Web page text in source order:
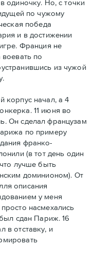
одиночку. Но, с точки
по чужому
победа
и в достижении
Франция не
по
из чужой
корпус начал, а 4
11 июня во
Он сделал французам
по примеру
франко-
(в тот день один
лучше быть
доминионом). От
описания
у меня
насмехались
сдан Париж. 16
в отставку, и